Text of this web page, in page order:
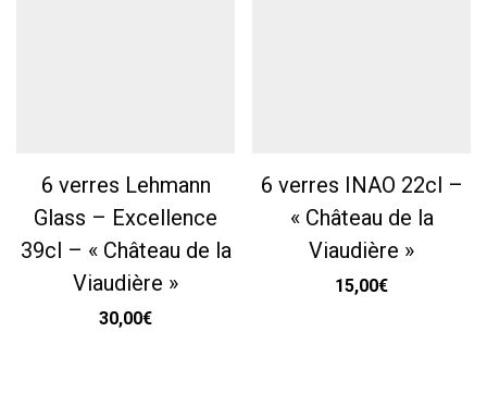
6 verres Lehmann
Glass – Excellence
39cl – « Château de la
Viaudière »
30,00€
6 verres INAO 22cl –
« Château de la
Viaudière »
15,00€